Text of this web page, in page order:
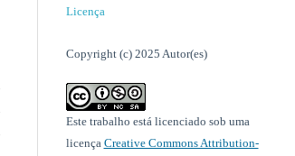
Licença
Copyright (c) 2025 Autor(es)
Este trabalho está licenciado sob uma
licença Creative Commons Attribution-